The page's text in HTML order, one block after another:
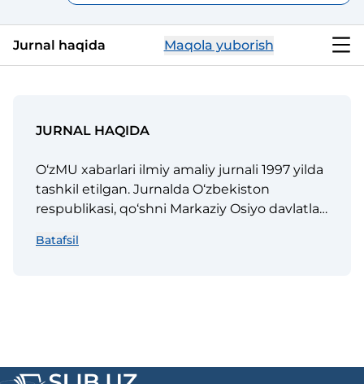
Jurnal haqida Maqola yuborish
JURNAL HAQIDA
O‘zMU xabarlari ilmiy amaliy jurnali 1997 yilda
tashkil etilgan. Jurnalda O‘zbekiston
respublikasi, qo‘shni Markaziy Osiyo davlatlari
oldin chop etilmagan dolzarb mavzulardagi,
Batafsil